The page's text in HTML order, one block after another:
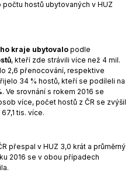
hostů ubytovaných v HUZ
kraje ubytovalo podle
, kteří zde strávili více než 4 mil.
2,6 přenocování, respektive
34 % hostů, kteří se podíleli na
srovnání s rokem 2016 se
více, počet hostů z ČR se zvýšil
tis. více.
přespal v HUZ 3,0 krát a průměrný
2016 se v obou případech